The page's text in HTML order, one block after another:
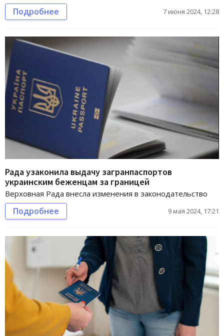
Подробнее 7 июня 2024, 12:28
Рада узаконила выдачу загранпаспортов
украинским беженцам за границей
Верховная Рада внесла изменения в законодательство
Подробнее 9 мая 2024, 17:21